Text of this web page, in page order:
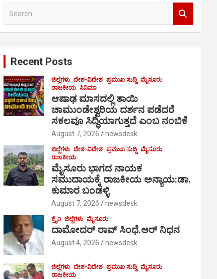
Recent Posts
ಜಿಲ್ಲೆಗಳು ದೇಶ-ವಿದೇಶ ಪ್ರಮುಖ ಸುದ್ದಿ ಮೈಸೂರು
ರಾಜಕೀಯ ಸಿನಿಮಾ
ಆಷಾಢ ಮಾಸದಲ್ಲಿ ತಾಯಿ
ಚಾಮುಂಡೇಶ್ವರಿಯ ದರ್ಶನ ಪಡೆದರೆ
ಸಕಲವೂ ಸಿದ್ಧಿಯಾಗುತ್ತದೆ ಎಂಬ ನಂಬಿಕೆ
August 7, 2026 newsdesk
ಜಿಲ್ಲೆಗಳು ದೇಶ-ವಿದೇಶ ಪ್ರಮುಖ ಸುದ್ದಿ ಮೈಸೂರು
ರಾಜಕೀಯ
ಮೈಸೂರು ಭಾಗದ ನಾಯಕ
ಸಮುದಾಯಕ್ಕೆ ರಾಜಕೀಯ ಅನ್ಯಾಯ:ಡಾ.
ಕುಮಾರ ಬಂಡಳ್ಳಿ
August 7, 2026 newsdesk
ಕ್ರೈಂ ಜಿಲ್ಲೆಗಳು ಮೈಸೂರು
ದಾಮೋದರ್ ರಾವ್ ಸಿಂಧೆ.ಆರ್ ನಿಧನ
August 4, 2026 newsdesk
ಜಿಲ್ಲೆಗಳು ದೇಶ-ವಿದೇಶ ಪ್ರಮುಖ ಸುದ್ದಿ ಮೈಸೂರು
ರಾಜಕೀಯ